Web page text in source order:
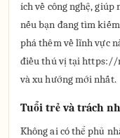
ích về công nghệ, giúp
nếu bạn đang tìm
phá thêm về lĩnh vực
điều thú vị tại https://
và xu hướng mới nhất.
Tuổi trẻ và trách
Không ai có thể phủ